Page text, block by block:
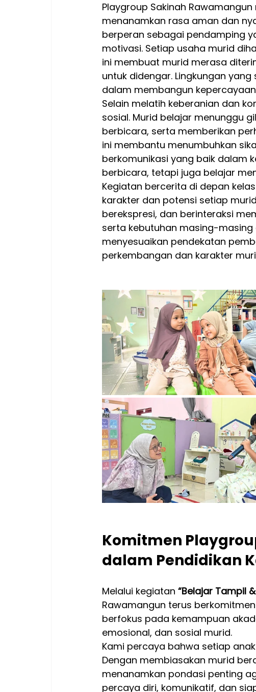
Playgroup Sakinah
menanamkan rasa aman dan
berperan sebagai pendamping
motivasi. Setiap usaha murid
ini membuat murid merasa
untuk didengar. Lingkungan
dalam membangun
Selain melatih keberanian dan
sosial. Murid belajar menunggu
berbicara, serta memberikan
ini membantu menumbuhkan
berkomunikasi yang baik dalam
berbicara, tetapi juga belajar
Kegiatan bercerita di depan
karakter dan potensi setiap
berekspresi, dan berinteraksi
serta kebutuhan masing-
menyesuaikan pendekatan
perkembangan dan karakter
Komitmen
dalam Pendidikan
Melalui kegiatan “Belajar Tampil
Rawamangun terus
berfokus pada kemampuan
emosional, dan sosial murid.
Kami percaya bahwa setiap
Dengan membiasakan murid
menanamkan pondasi penting
percaya diri, komunikatif, dan